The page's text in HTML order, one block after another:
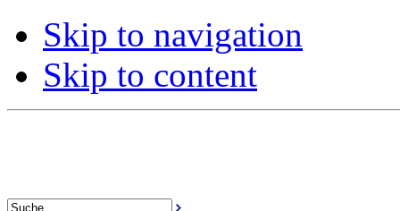
Skip to navigation
Skip to content